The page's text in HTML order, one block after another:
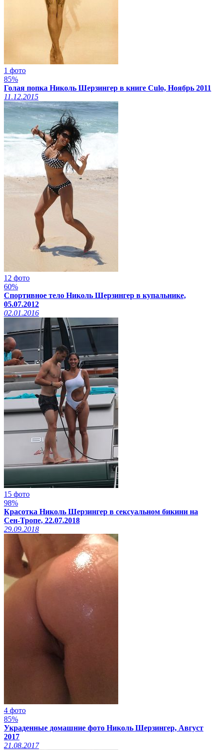
1 фото
85%
Голая попка Николь Шерзингер в книге Culo, Ноябрь 2011
11.12.2015
12 фото
60%
Спортивное тело Николь Шерзингер в купальнике,
05.07.2012
02.01.2016
15 фото
98%
Красотка Николь Шерзингер в сексуальном бикини на
Сен-Тропе, 22.07.2018
29.09.2018
4 фото
85%
Украденные домашние фото Николь Шерзингер, Август
2017
21.08.2017